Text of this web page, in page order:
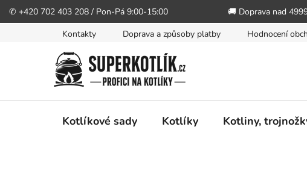
✆ +420 702 403 208 / Pon-Pá 9:00-15:00 🚚 Doprava nad
Kontakty Doprava a způsoby platby Hodnocení
Kotlíkové sady Kotlíky Kotliny,